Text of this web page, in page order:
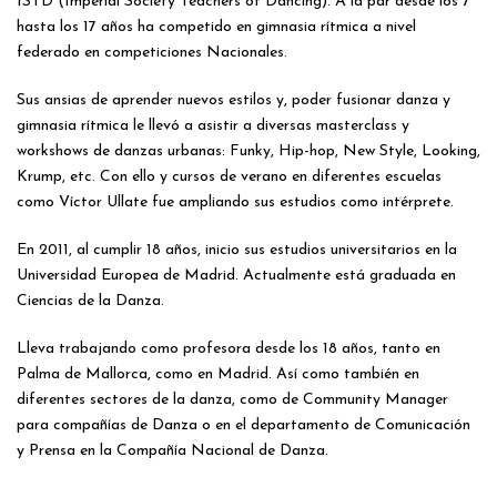
hasta los 17 años ha competido en gimnasia rítmica a nivel
federado en competiciones Nacionales.
Sus ansias de aprender nuevos estilos y, poder fusionar danza y
gimnasia rítmica le llevó a asistir a diversas masterclass y
workshows de danzas urbanas: Funky, Hip-hop, New Style, Looking,
Krump, etc. Con ello y cursos de verano en diferentes escuelas
como Víctor Ullate fue ampliando sus estudios como intérprete.
En 2011, al cumplir 18 años, inicio sus estudios universitarios en la
Universidad Europea de Madrid. Actualmente está graduada en
Ciencias de la Danza.
Lleva trabajando como profesora desde los 18 años, tanto en
Palma de Mallorca, como en Madrid. Así como también en
diferentes sectores de la danza, como de Community Manager
para compañías de Danza o en el departamento de Comunicación
y Prensa en la Compañía Nacional de Danza.